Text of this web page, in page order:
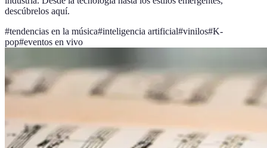
descúbrelos aquí.
#tendencias en la música#inteligencia artificial#vinilos#K-
pop#eventos en vivo